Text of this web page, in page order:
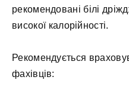
рекомендовані білі
високої калорійності.
Рекомендується
фахівців: